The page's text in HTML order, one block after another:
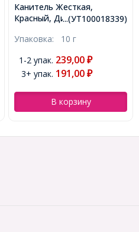
...(УТ100018339)
Канитель Жесткая,
Красный, Диаметр 1мм,
около 250см/10г,
Упаковка: 10 г
1-2 упак. 239,00 ₽
3+ упак. 191,00 ₽
В корзину